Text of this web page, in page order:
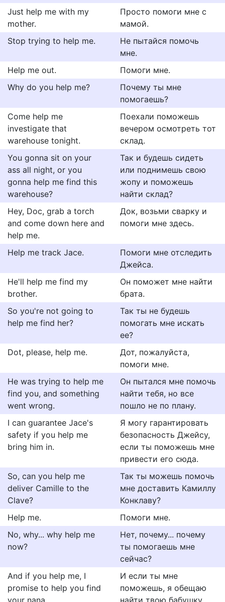
Just help me with my
mother.
Просто помоги мне с
мамой.
Stop trying to help me.
Не пытайся помочь
мне.
Help me out.
Помоги мне.
Why do you help me?
Почему ты мне
помогаешь?
Come help me
investigate that
warehouse tonight.
Поехали поможешь
вечером осмотреть тот
склад.
You gonna sit on your
ass all night, or you
gonna help me find this
warehouse?
Так и будешь сидеть
или поднимешь свою
жопу и поможешь
найти склад?
Hey, Doc, grab a torch
and come down here and
help me.
Док, возьми сварку и
помоги мне здесь.
Help me track Jace.
Помоги мне отследить
Джейса.
He'll help me find my
brother.
Он поможет мне найти
брата.
So you're not going to
help me find her?
Так ты не будешь
помогать мне искать
ее?
Dot, please, help me.
Дот, пожалуйста,
помоги мне.
He was trying to help me
find you, and something
went wrong.
Он пытался мне помочь
найти тебя, но все
пошло не по плану.
I can guarantee Jace's
safety if you help me
bring him in.
Я могу гарантировать
безопасность Джейсу,
если ты поможешь мне
привести его сюда.
So, can you help me
deliver Camille to the
Clave?
Так ты можешь помочь
мне доставить Камиллу
Конклаву?
Help me.
Помоги мне.
No, why... why help me
now?
Нет, почему... почему
ты помогаешь мне
сейчас?
And if you help me, I
promise to help you find
your nana.
И если ты мне
поможешь, я обещаю
найти твою бабушку.